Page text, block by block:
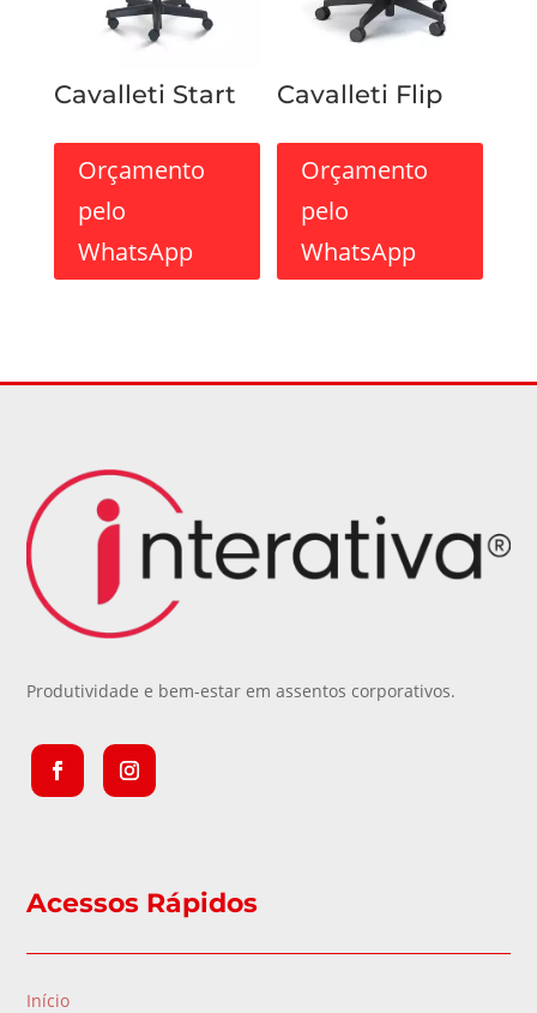
Cavalleti Start
Orçamento
pelo
WhatsApp
Cavalleti Flip
Orçamento
pelo
WhatsApp
Produtividade e bem-estar em assentos corporativos.
Acessos Rápidos
Início